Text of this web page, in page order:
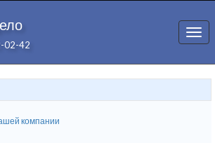
02-42
компании